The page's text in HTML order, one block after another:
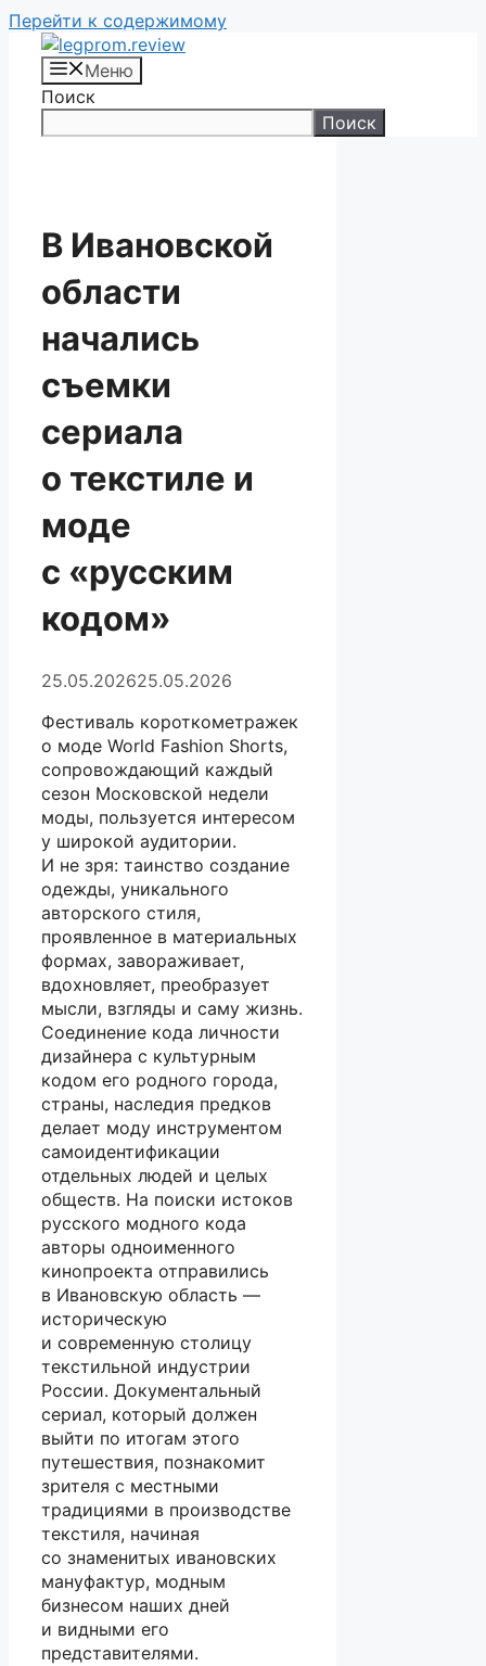
Перейти к содержимому
Меню
Поиск
Поиск
В Ивановской
области
начались
съемки
сериала
о текстиле и
моде
с «русским
кодом»
25.05.202625.05.2026
Фестиваль короткометражек
о моде World Fashion Shorts,
сопровождающий каждый
сезон Московской недели
моды, пользуется интересом
у широкой аудитории.
И не зря: таинство создание
одежды, уникального
авторского стиля,
проявленное в материальных
формах, завораживает,
вдохновляет, преобразует
мысли, взгляды и саму жизнь.
Соединение кода личности
дизайнера с культурным
кодом его родного города,
страны, наследия предков
делает моду инструментом
самоидентификации
отдельных людей и целых
обществ. На поиски истоков
русского модного кода
авторы одноименного
кинопроекта отправились
в Ивановскую область —
историческую
и современную столицу
текстильной индустрии
России. Документальный
сериал, который должен
выйти по итогам этого
путешествия, познакомит
зрителя с местными
традициями в производстве
текстиля, начиная
со знаменитых ивановских
мануфактур, модным
бизнесом наших дней
и видными его
представителями.